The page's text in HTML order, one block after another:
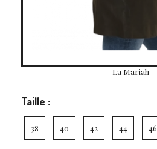
La Mariah
Taille :
38 40 42 44 46